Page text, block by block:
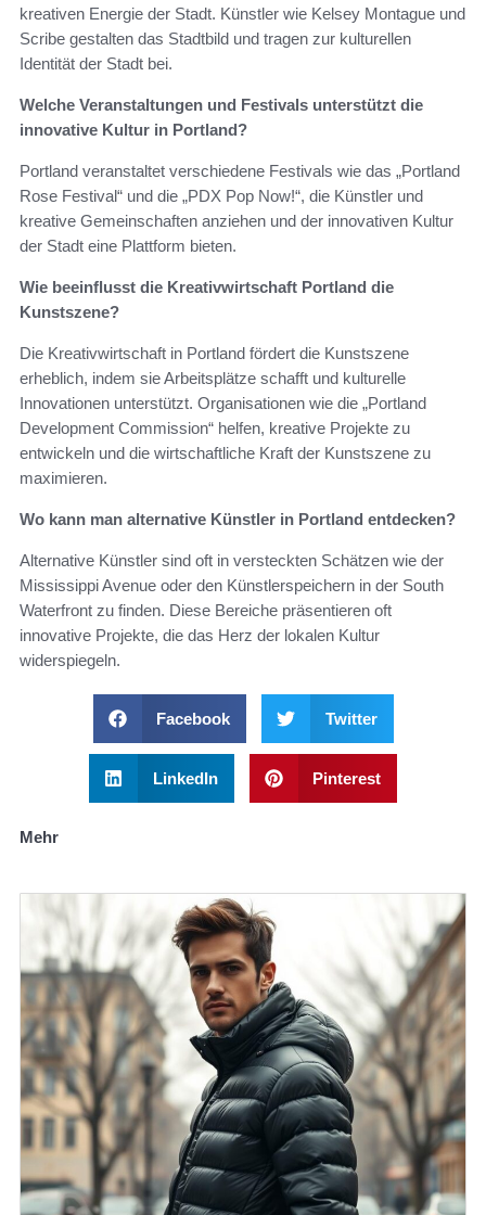
kreativen Energie der Stadt. Künstler wie Kelsey Montague und
Scribe gestalten das Stadtbild und tragen zur kulturellen
Identität der Stadt bei.
Welche Veranstaltungen und Festivals unterstützt die
innovative Kultur in Portland?
Portland veranstaltet verschiedene Festivals wie das „Portland
Rose Festival“ und die „PDX Pop Now!“, die Künstler und
kreative Gemeinschaften anziehen und der innovativen Kultur
der Stadt eine Plattform bieten.
Wie beeinflusst die Kreativwirtschaft Portland die
Kunstszene?
Die Kreativwirtschaft in Portland fördert die Kunstszene
erheblich, indem sie Arbeitsplätze schafft und kulturelle
Innovationen unterstützt. Organisationen wie die „Portland
Development Commission“ helfen, kreative Projekte zu
entwickeln und die wirtschaftliche Kraft der Kunstszene zu
maximieren.
Wo kann man alternative Künstler in Portland entdecken?
Alternative Künstler sind oft in versteckten Schätzen wie der
Mississippi Avenue oder den Künstlerspeichern in der South
Waterfront zu finden. Diese Bereiche präsentieren oft
innovative Projekte, die das Herz der lokalen Kultur
widerspiegeln.
Facebook Twitter
LinkedIn Pinterest
Mehr